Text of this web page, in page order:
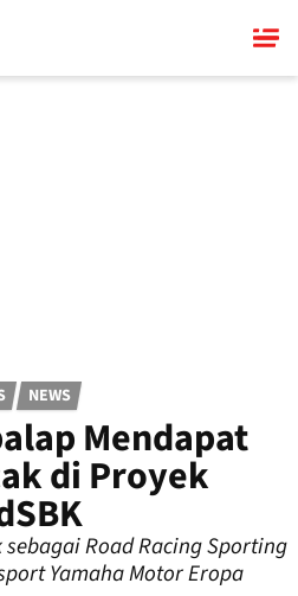
NEWS
Mendapat
di Proyek
Road Racing Sporting
Yamaha Motor Eropa